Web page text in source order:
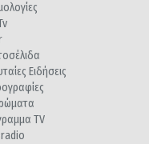
Ειδήσεις
TV